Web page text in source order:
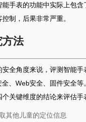
能手表的功能中实际上包含
制，后果非常严重。
法
安全角度来说，评测智能
全、Web安全、固件安全等
关键维度的结论来评估手
其他儿童的定位信息